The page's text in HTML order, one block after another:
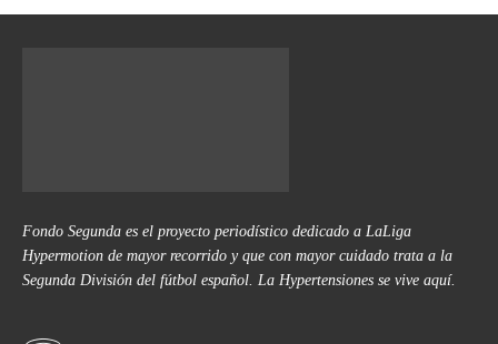
Fondo Segunda es el proyecto periodístico dedicado a LaLiga
Hypermotion de mayor recorrido y que con mayor cuidado trata a la
Segunda División del fútbol español. La Hypertensiones se vive aquí.